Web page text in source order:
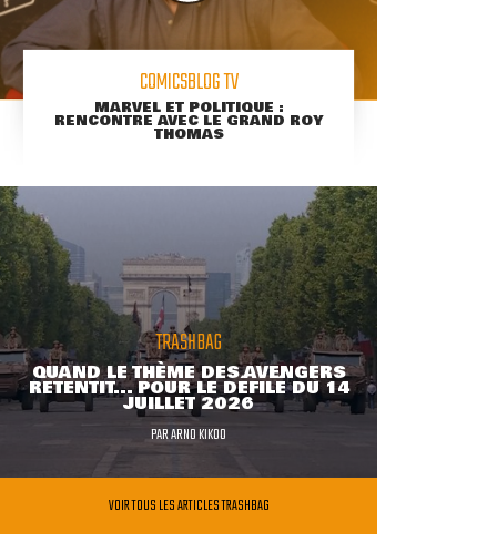
COMICSBLOG TV
MARVEL ET POLITIQUE :
RENCONTRE AVEC LE GRAND ROY
THOMAS
TRASHBAG
QUAND LE THÈME DES AVENGERS
RETENTIT... POUR LE DÉFILÉ DU 14
JUILLET 2026
PARARNO KIKOO
VOIR TOUS LES ARTICLES TRASHBAG